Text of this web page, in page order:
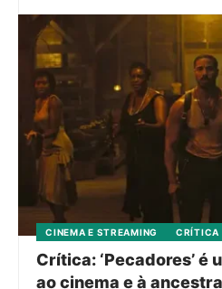
CINEMA E STREAMING CRÍTICA
Crítica: ‘Pecadores’ é
ao cinema e à